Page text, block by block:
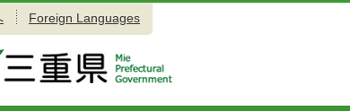
Foreign Languages